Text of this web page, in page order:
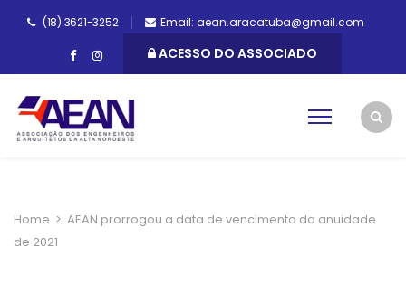
(18) 3621-3252 Email: aean.aracatuba@gmail.com
ACESSO DO ASSOCIADO
Home > AEAN prorrogou a data de vencimento da anuidade
de 2021